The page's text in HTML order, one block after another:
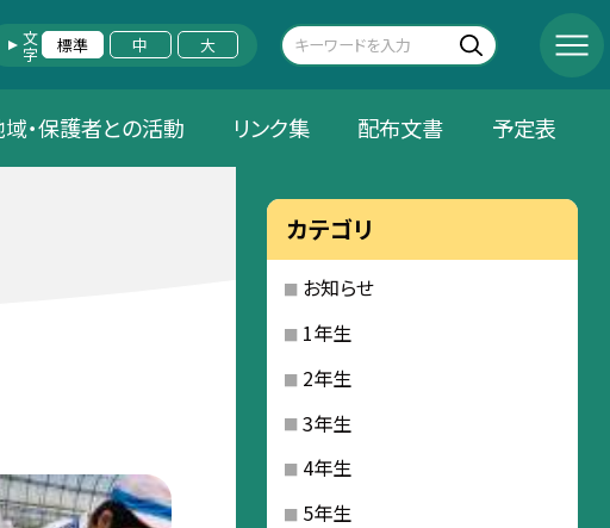
文字 標準 中 大
・保護者との活動 リンク集 配布文書 予定表
カテゴリ
お知らせ
1年生
2年生
3年生
4年生
5年生